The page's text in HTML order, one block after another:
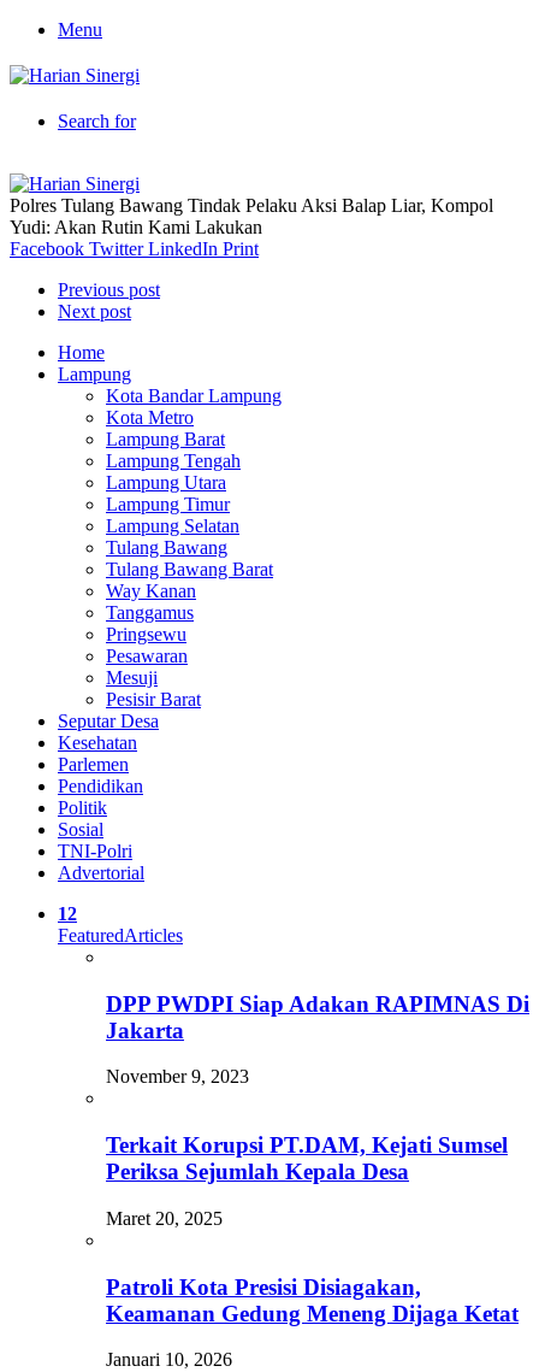
Menu
Search for
Polres Tulang Bawang Tindak Pelaku Aksi Balap Liar, Kompol
Yudi: Akan Rutin Kami Lakukan
Facebook Twitter LinkedIn Print
Previous post
Next post
Home
Lampung
Kota Bandar Lampung
Kota Metro
Lampung Barat
Lampung Tengah
Lampung Utara
Lampung Timur
Lampung Selatan
Tulang Bawang
Tulang Bawang Barat
Way Kanan
Tanggamus
Pringsewu
Pesawaran
Mesuji
Pesisir Barat
Seputar Desa
Kesehatan
Parlemen
Pendidikan
Politik
Sosial
TNI-Polri
Advertorial
12
FeaturedArticles
DPP PWDPI Siap Adakan RAPIMNAS Di
Jakarta
November 9, 2023
Terkait Korupsi PT.DAM, Kejati Sumsel
Periksa Sejumlah Kepala Desa
Maret 20, 2025
Patroli Kota Presisi Disiagakan,
Keamanan Gedung Meneng Dijaga Ketat
Januari 10, 2026